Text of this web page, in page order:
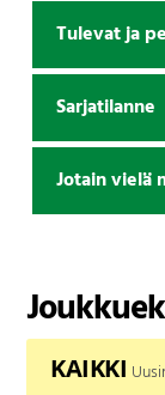
Tulevat ja
Sarjatilanne
Jotain vielä
KAIKKI